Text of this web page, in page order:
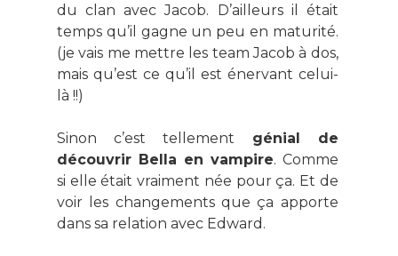
du clan avec Jacob. D’ailleurs il était
temps qu’il gagne un peu en maturité.
(je vais me mettre les team Jacob à dos,
mais qu’est ce qu’il est énervant celui-
là !!)
Sinon c’est tellement génial de
découvrir Bella en vampire. Comme
si elle était vraiment née pour ça. Et de
voir les changements que ça apporte
dans sa relation avec Edward.